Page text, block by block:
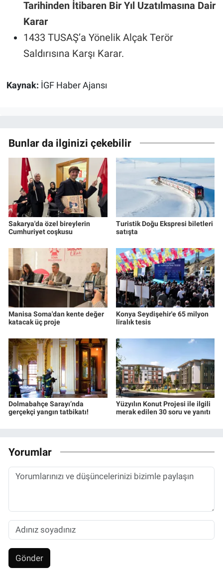
Tarihinden İtibaren Bir Yıl Uzatılmasına Dair
Karar
1433 TUSAŞ’a Yönelik Alçak Terör
Saldırısına Karşı Karar.
Kaynak: İGF Haber Ajansı
Bunlar da ilginizi çekebilir
Sakarya'da özel bireylerin
Cumhuriyet coşkusu
Turistik Doğu Ekspresi biletleri
satışta
Manisa Soma'dan kente değer
katacak üç proje
Konya Seydişehir'e 65 milyon
liralık tesis
Dolmabahçe Sarayı’nda
gerçekçi yangın tatbikatı!
Yüzyılın Konut Projesi ile ilgili
merak edilen 30 soru ve yanıtı
Yorumlar
Gönder